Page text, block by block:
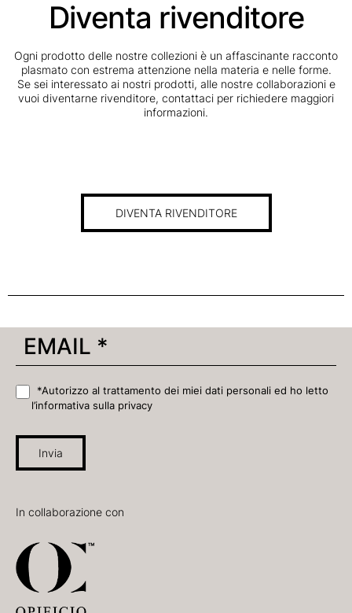
Diventa rivenditore
Ogni prodotto delle nostre collezioni è un affascinante racconto
plasmato con estrema attenzione nella materia e nelle forme.
Se sei interessato ai nostri prodotti, alle nostre collaborazioni e
vuoi diventarne rivenditore, contattaci per richiedere maggiori
informazioni.
DIVENTA RIVENDITORE
*Autorizzo al trattamento dei miei dati personali ed ho letto
l’informativa sulla privacy
Invia
In collaborazione con